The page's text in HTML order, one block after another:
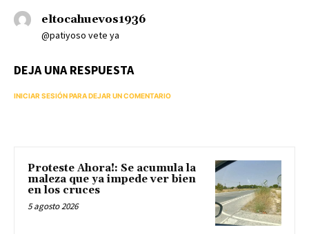
eltocahuevos1936
@patiyoso vete ya
DEJA UNA RESPUESTA
INICIAR SESIÓN PARA DEJAR UN COMENTARIO
Proteste Ahora!: Se acumula la
maleza que ya impede ver bien
en los cruces
5 agosto 2026